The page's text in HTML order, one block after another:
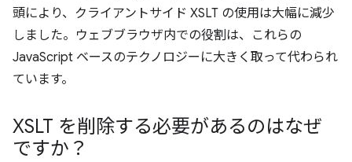
頭により、クライアントサイド XSLT の使用は大幅に減少
しました。ウェブブラウザ内での役割は、これらの
JavaScript ベースのテクノロジーに大きく取って代わられ
ています。
XSLT を削除する必要があるのはなぜ
ですか？